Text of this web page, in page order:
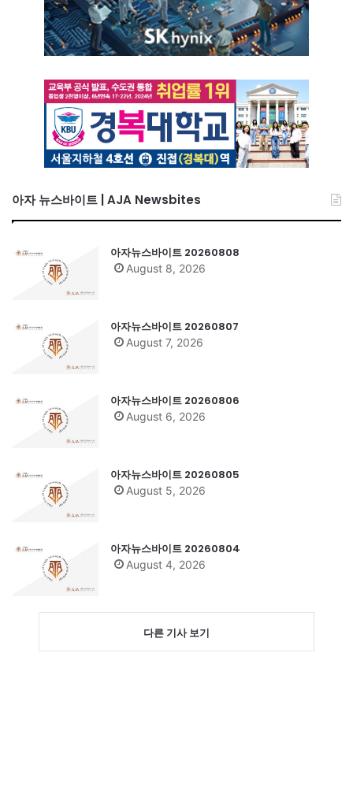
아자 뉴스바이트 | AJA Newsbites
아자뉴스바이트 20260808
August 8, 2026
아자뉴스바이트 20260807
August 7, 2026
아자뉴스바이트 20260806
August 6, 2026
아자뉴스바이트 20260805
August 5, 2026
아자뉴스바이트 20260804
August 4, 2026
다른 기사 보기